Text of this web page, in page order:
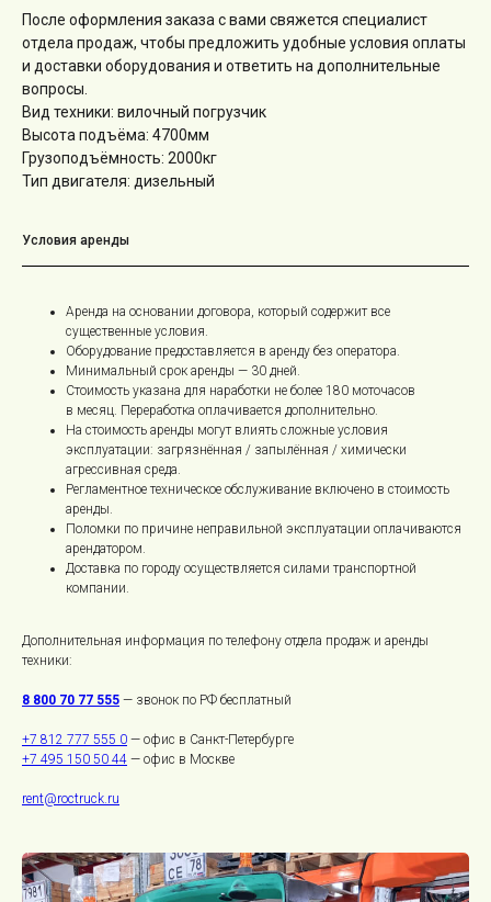
После оформления заказа с вами свяжется специалист
отдела продаж, чтобы предложить удобные условия оплаты
и доставки оборудования и ответить на дополнительные
вопросы.
Вид техники: вилочный погрузчик
Высота подъёма: 4700мм
Грузоподъёмность: 2000кг
Тип двигателя: дизельный
Условия аренды
Аренда на основании договора, который содержит все
существенные условия.
Оборудование предоставляется в аренду без оператора.
Минимальный срок аренды — 30 дней.
Стоимость указана для наработки не более 180 моточасов
в месяц. Переработка оплачивается дополнительно.
На стоимость аренды могут влиять сложные условия
эксплуатации: загрязнённая / запылённая / химически
агрессивная среда.
Регламентное техническое обслуживание включено в стоимость
аренды.
Поломки по причине неправильной эксплуатации оплачиваются
арендатором.
Доставка по городу осуществляется силами транспортной
компании.
Дополнительная информация по телефону отдела продаж и аренды
техники:
8 800 70 77 555 — звонок по РФ бесплатный
+7 812 777 555 0 — офис в Санкт-Петербурге
+7 495 150 50 44 — офис в Москве
rent@roctruck.ru
Роктрак Рус
Правила обработки персональных данных